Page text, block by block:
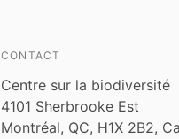
CONTACT
Centre sur la biodiversité
4101 Sherbrooke Est
Montréal, QC, H1X 2B2,